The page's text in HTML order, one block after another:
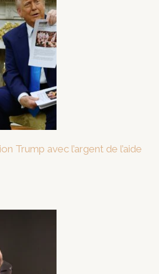
Trump avec l’argent de l’aide